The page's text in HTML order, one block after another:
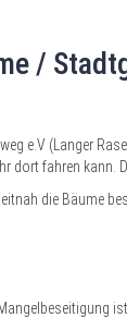
/
e.V (Langer
dort fahren kann.
die Bäume